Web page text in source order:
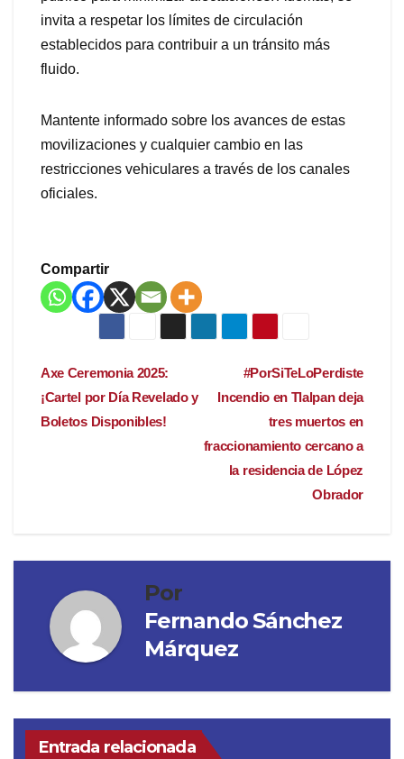
invita a respetar los límites de circulación
establecidos para contribuir a un tránsito más
fluido.
Mantente informado sobre los avances de estas
movilizaciones y cualquier cambio en las
restricciones vehiculares a través de los canales
oficiales.
Compartir
Navegación
de
#PorSiTeLoPerdiste
Incendio en Tlalpan deja
tres muertos en
fraccionamiento cercano a
la residencia de López
Obrador
Axe Ceremonia 2025:
¡Cartel por Día Revelado y
Boletos Disponibles!
Por
Fernando Sánchez
Márquez
Entrada relacionada